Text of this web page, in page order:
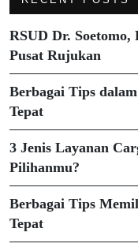
RSUD Dr.
Pusat Rujukan
Berbagai Tips
Tepat
3 Jenis Layanan
Pilihanmu?
Berbagai Tips
Tepat